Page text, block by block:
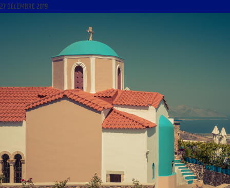
27 DÉCEMBRE 2019